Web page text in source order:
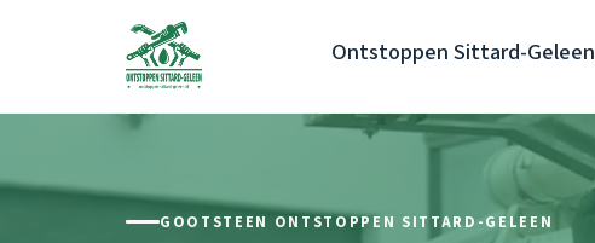
Ontstoppen Sittard-Geleen
GOOTSTEEN ONTSTOPPEN SITTARD-GELEEN